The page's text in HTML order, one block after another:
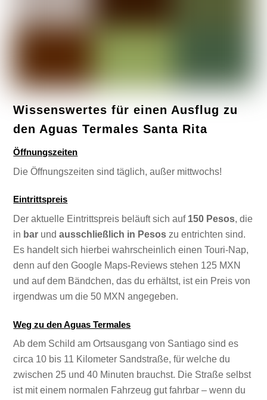
Wissenswertes für einen Ausflug zu
den Aguas Termales Santa Rita
Öffnungszeiten
Die Öffnungszeiten sind täglich, außer mittwochs!
Eintrittspreis
Der aktuelle Eintrittspreis beläuft sich auf 150 Pesos, die
in bar undausschließlich in Pesos zu entrichten sind.
Es handelt sich hierbei wahrscheinlich einen Touri-Nap,
denn auf den Google Maps-Reviews stehen 125 MXN
und auf dem Bändchen, das du erhältst, ist ein Preis von
irgendwas um die 50 MXN angegeben.
Weg zu den Aguas Termales
Ab dem Schild am Ortsausgang von Santiago sind es
circa 10 bis 11 Kilometer Sandstraße, für welche du
zwischen 25 und 40 Minuten brauchst. Die Straße selbst
ist mit einem normalen Fahrzeug gut fahrbar – wenn du